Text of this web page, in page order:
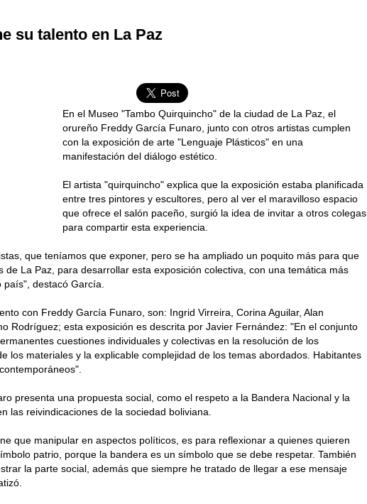
su talento en La Paz
En el Museo "Tambo Quirquincho" de la ciudad de La Paz, el
orureño Freddy García Funaro, junto con otros artistas cumplen
con la exposición de arte "Lenguaje Plásticos" en una
manifestación del diálogo estético.
El artista "quirquincho" explica que la exposición estaba planificada
entre tres pintores y escultores, pero al ver el maravilloso espacio
que ofrece el salón paceño, surgió la idea de invitar a otros colegas
para compartir esta experiencia.
que teníamos que exponer, pero se ha ampliado un poquito más para que
de La Paz, para desarrollar esta exposición colectiva, con una temática más
destacó García.
con Freddy García Funaro, son: Ingrid Virreira, Corina Aguilar, Alan
Rodríguez; esta exposición es descrita por Javier Fernández: "En el conjunto
cuestiones individuales y colectivas en la resolución de los
los materiales y la explicable complejidad de los temas abordados. Habitantes
presenta una propuesta social, como el respeto a la Bandera Nacional y la
las reivindicaciones de la sociedad boliviana.
que manipular en aspectos políticos, es para reflexionar a quienes quieren
patrio, porque la bandera es un símbolo que se debe respetar. También
la parte social, además que siempre he tratado de llegar a ese mensaje